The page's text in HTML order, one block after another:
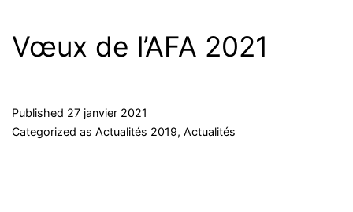
Vœux de l’AFA 2021
Published 27 janvier 2021
Categorized as Actualités 2019, Actualités